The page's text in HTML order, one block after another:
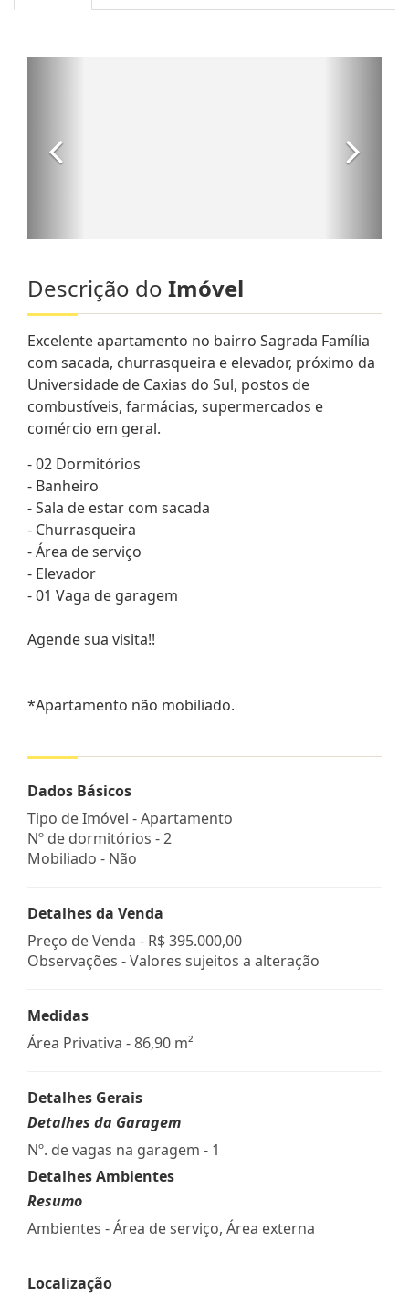
Descrição do Imóvel
Excelente apartamento no bairro Sagrada Família
com sacada, churrasqueira e elevador, próximo da
Universidade de Caxias do Sul, postos de
combustíveis, farmácias, supermercados e
comércio em geral.
- 02 Dormitórios
- Banheiro
- Sala de estar com sacada
- Churrasqueira
- Área de serviço
- Elevador
- 01 Vaga de garagem
Agende sua visita!!
*Apartamento não mobiliado.
Dados Básicos
Tipo de Imóvel - Apartamento
Nº de dormitórios - 2
Mobiliado - Não
Detalhes da Venda
Preço de Venda - R$ 395.000,00
Observações - Valores sujeitos a alteração
Medidas
Área Privativa - 86,90 m²
Detalhes Gerais
Detalhes da Garagem
Nº. de vagas na garagem - 1
Detalhes Ambientes
Resumo
Ambientes - Área de serviço, Área externa
Localização